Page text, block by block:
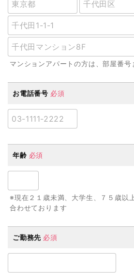
マンションアパートの方は、部屋番号
お電話番号 必須
年齢 必須
※現在２１歳未満、大学生、７５歳以
合わせております
ご勤務先 必須